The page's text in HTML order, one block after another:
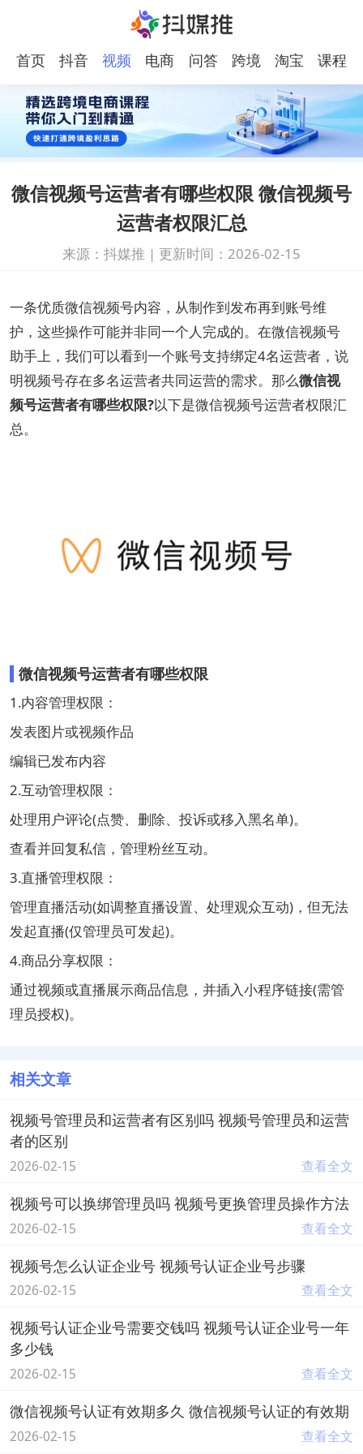
首页 抖音
视频
电商 问答
跨境
电商
淘宝 课程
微信视频号运营者有哪些权限 微信视频号
运营者权限汇总
来源：抖媒推 | 更新时间：2026-02-15
一条优质微信视频号内容，从制作到发布再到账号维
护，这些操作可能并非同一个人完成的。在微信视频号
助手上，我们可以看到一个账号支持绑定4名运营者，说
明视频号存在多名运营者共同运营的需求。那么微信视
频号运营者有哪些权限?以下是微信视频号运营者权限汇
总。
微信视频号运营者有哪些权限
1.‌内容管理权限‌：
发表图片或视频作品
编辑已发布内容
‌2.互动管理权限‌：
处理用户评论(点赞、删除、投诉或移入黑名单)。
查看并回复私信，管理粉丝互动。‌‌‌‌
3.‌直播管理权限‌：
管理直播活动(如调整直播设置、处理观众互动)，但‌无法
发起直播‌(仅管理员可发起)。‌‌‌‌
4.‌商品分享权限‌：
通过视频或直播展示商品信息，并插入小程序链接(需管
理员授权)。‌‌‌‌
相关文章
视频号管理员和运营者有区别吗 视频号管理员和运营
者的区别
2026-02-15 查看全文
视频号可以换绑管理员吗 视频号更换管理员操作方法
2026-02-15 查看全文
视频号怎么认证企业号 视频号认证企业号步骤
2026-02-15 查看全文
视频号认证企业号需要交钱吗 视频号认证企业号一年
多少钱
2026-02-15 查看全文
微信视频号认证有效期多久 微信视频号认证的有效期
2026-02-15 查看全文